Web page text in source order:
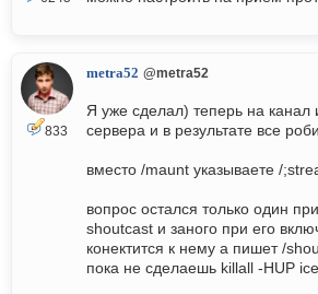
833
metra52 @metra52
Я уже сделал) теперь на канал
сервера и в результате все
вместо /maunt указываете /
вопрос остался только один
shoutcast и заного при его
конектится к нему а пишет /
пока не сделаешь killall -HUP